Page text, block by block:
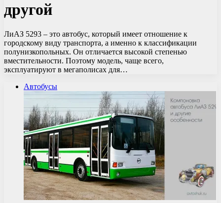
другой
ЛиАЗ 5293 – это автобус, который имеет отношение к
городскому виду транспорта, а именно к классификации
полунизкопольных. Он отличается высокой степенью
вместительности. Поэтому модель, чаще всего,
эксплуатируют в мегаполисах для…
Автобусы